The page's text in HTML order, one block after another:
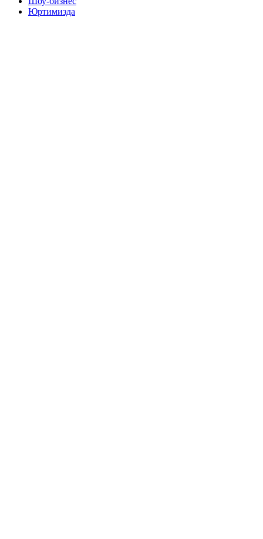
Юртимизда